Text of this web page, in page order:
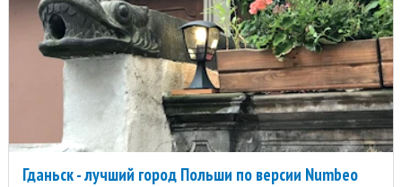
Гданьск - лучший город Польши по версии Numbeo